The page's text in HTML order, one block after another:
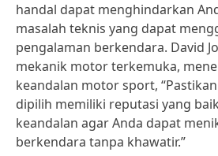
handal dapat menghindarkan
masalah teknis yang dapat
pengalaman berkendara. David
mekanik motor terkemuka,
keandalan motor sport,
dipilih memiliki reputasi yang
keandalan agar Anda dapat
berkendara tanpa khawatir.”